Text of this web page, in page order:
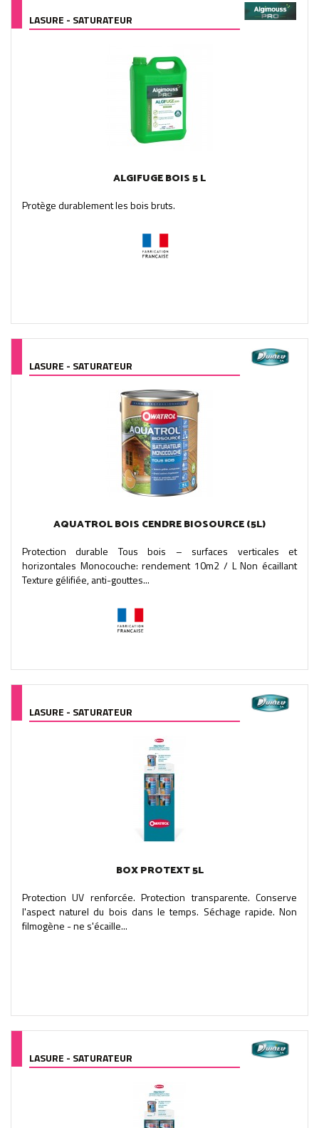
LASURE - SATURATEUR
ALGIFUGE BOIS 5 L
Protège durablement les bois bruts.
LASURE - SATURATEUR
AQUATROL BOIS CENDRE BIOSOURCE (5L)
Protection durable Tous bois – surfaces verticales et
horizontales Monocouche: rendement 10m2 / L Non écaillant
Texture gélifiée, anti-gouttes...
LASURE - SATURATEUR
BOX PROTEXT 5L
Protection UV renforcée. Protection transparente. Conserve
l'aspect naturel du bois dans le temps. Séchage rapide. Non
filmogène - ne s'écaille...
LASURE - SATURATEUR